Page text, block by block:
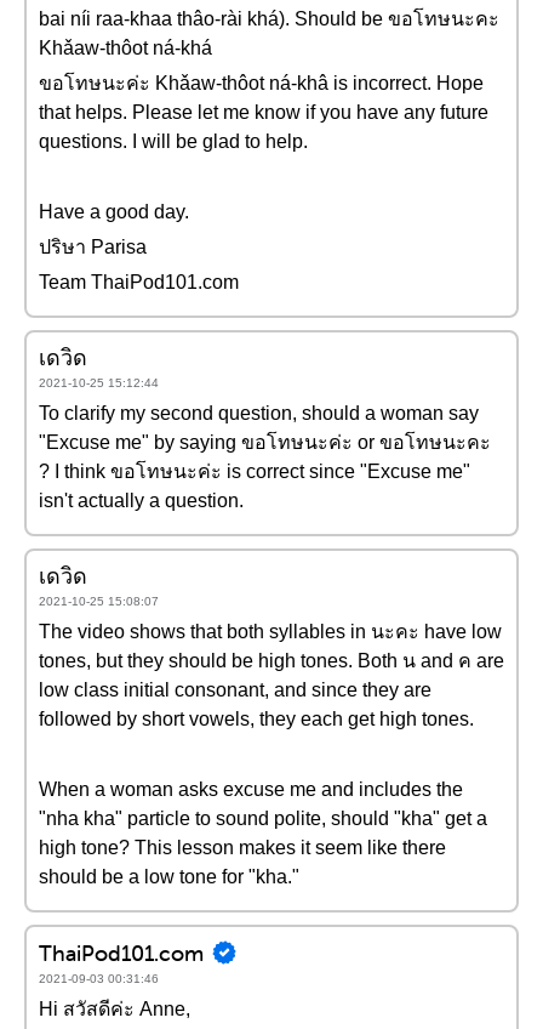
bai níi raa-khaa thâo-rài khá). Should be ขอโทษนะคะ
Khǎaw-thôot ná-khá
ขอโทษนะค่ะ Khǎaw-thôot ná-khâ is incorrect. Hope
that helps. Please let me know if you have any future
questions. I will be glad to help.
Have a good day.
ปริษา Parisa
Team ThaiPod101.com
เดวิด
2021-10-25 15:12:44
To clarify my second question, should a woman say
"Excuse me" by saying ขอโทษนะค่ะ or ขอโทษนะคะ
? I think ขอโทษนะค่ะ is correct since "Excuse me"
isn't actually a question.
เดวิด
2021-10-25 15:08:07
The video shows that both syllables in นะคะ have low
tones, but they should be high tones. Both น and ค are
low class initial consonant, and since they are
followed by short vowels, they each get high tones.
When a woman asks excuse me and includes the
"nha kha" particle to sound polite, should "kha" get a
high tone? This lesson makes it seem like there
should be a low tone for "kha."
ThaiPod101.com
2021-09-03 00:31:46
Hi สวัสดีค่ะ Anne,